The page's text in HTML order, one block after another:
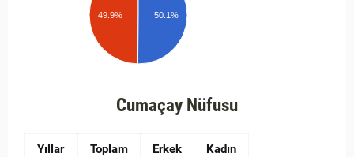
49.9% 50.1%
Cumaçay Nüfusu
Yıllar Toplam Erkek Kadın